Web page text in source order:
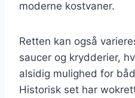
moderne kostvaner.
Retten kan også
saucer og krydderier,
alsidig mulighed for
Historisk set har